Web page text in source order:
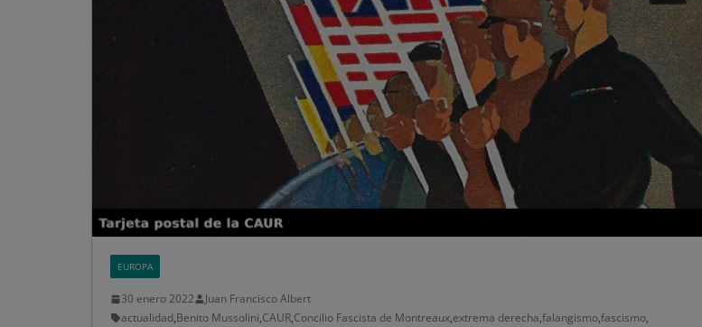
EUROPA
30 enero 2022
Juan Francisco Albert
actualidad,Benito Mussolini,CAUR,Concilio Fascista de Montreaux,extrema derecha,falangismo,fascismo,